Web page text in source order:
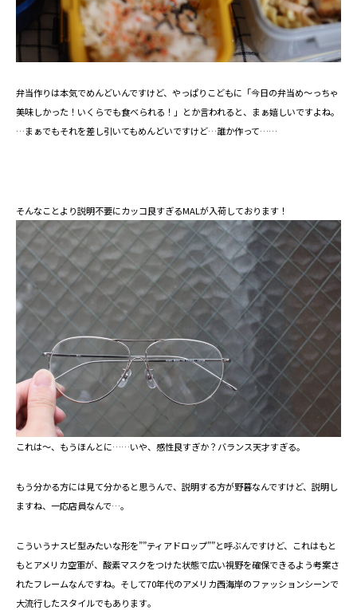
弁当作りは本気でめんどいんですけど、やっぱりこどもに「今日の弁当め～っちゃ
美味しかった！いくらでも食べられる！」とか言われると、まぁ嬉しいですよね。
…まぁでもそれを差し引いてもめんどいですけど…誰か作って……
そんなことより説明不要にカッコ良すぎるMALが入荷しております！
これは～、もうほんとに……いや、感性良すぎか？バランス天才すぎる。
もう分かる方には見て分かると思うんで、説明する方が野暮なんですけど、説明し
ますね、一応店員なんで…。
⁡こういうナスビ型みたいな形を””ティアドロップ””と呼ぶんですけど、これはもと
もとアメリカ空軍が、酸素マスクをつけた状態で広い視野を確保できるよう考案さ
れたフレームなんですね。そして70年代のアメリカ西海岸のファッションシーンで
大流行したスタイルでもあります⁡。